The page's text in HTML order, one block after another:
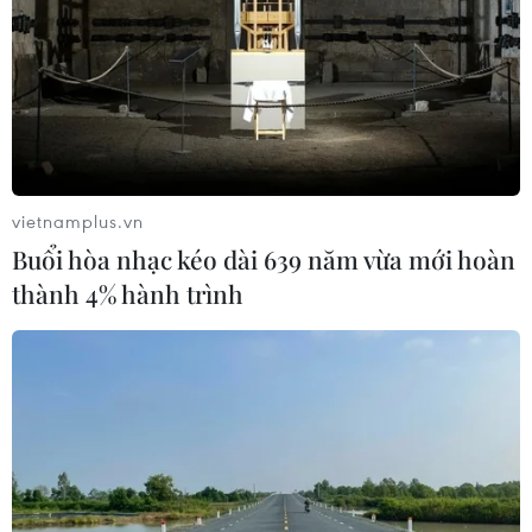
Bản vực dậy đồng yen
03/08/2026 15:34
Việt Nam tham dự Trại hè Khoa học
châu Á 2026 tại Hong Kong
03/08/2026 10:14
Triều Tiên quan ngại các hoạt động
Hàn Quốc lần đầu thử nghiệm rà phá
vietnamplus.vn
Buổi hòa nhạc kéo dài 639 năm vừa mới hoàn
thành 4% hành trình